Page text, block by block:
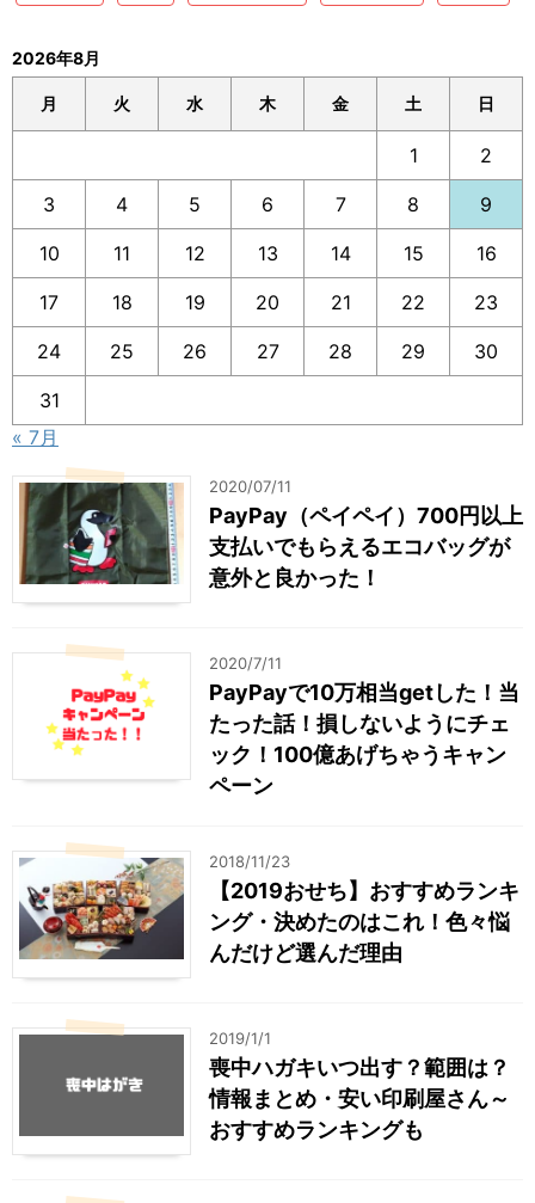
2026年8月
月 火 水 木 金 土 日
1 2
3 4 5 6 7 8 9
10 11 12 13 14 15 16
17 18 19 20 21 22 23
24 25 26 27 28 29 30
31
« 7月
2020/07/11
PayPay（ペイペイ）700円以上
支払いでもらえるエコバッグが
意外と良かった！
2020/7/11
PayPayで10万相当getした！当
たった話！損しないようにチェ
ック！100億あげちゃうキャン
ペーン
2018/11/23
【2019おせち】おすすめランキ
ング・決めたのはこれ！色々悩
んだけど選んだ理由
2019/1/1
喪中ハガキいつ出す？範囲は？
情報まとめ・安い印刷屋さん～
おすすめランキングも